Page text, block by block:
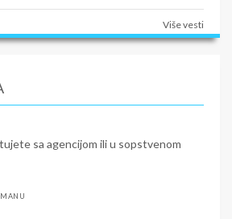
Više vesti
sa agencijom ili u sopstvenom